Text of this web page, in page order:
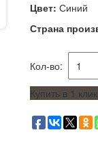
Цвет: Синий
Страна
Кол-во:
Купить в 1 клик